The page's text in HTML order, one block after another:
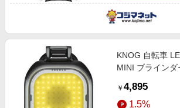
KNOG 自転車
MINI ブラインダ
FRONT
￥ 4,895
1.5%